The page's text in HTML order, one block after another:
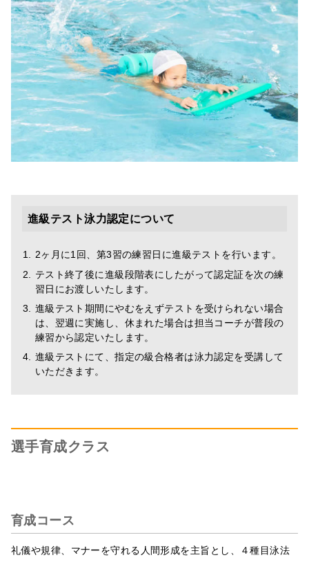
進級テスト泳力認定について
2ヶ月に1回、第3習の練習日に進級テストを行います。
テスト終了後に進級段階表にしたがって認定証を次の練
習日にお渡しいたします。
進級テスト期間にやむをえずテストを受けられない場合
は、翌週に実施し、休まれた場合は担当コーチが普段の
練習から認定いたします。
進級テストにて、指定の級合格者は泳力認定を受講して
いただきます。
選手育成クラス
育成コース
礼儀や規律、マナーを守れる人間形成を主旨とし、４種目泳法